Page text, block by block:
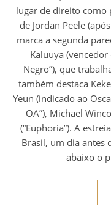
lugar de direito como
de Jordan Peele
marca a segunda
Kaluuya (vencedor
Negro”), que
também destaca
Yeun (indicado ao
OA”), Michael
(“Euphoria”). A
Brasil, um dia antes
abaixo o